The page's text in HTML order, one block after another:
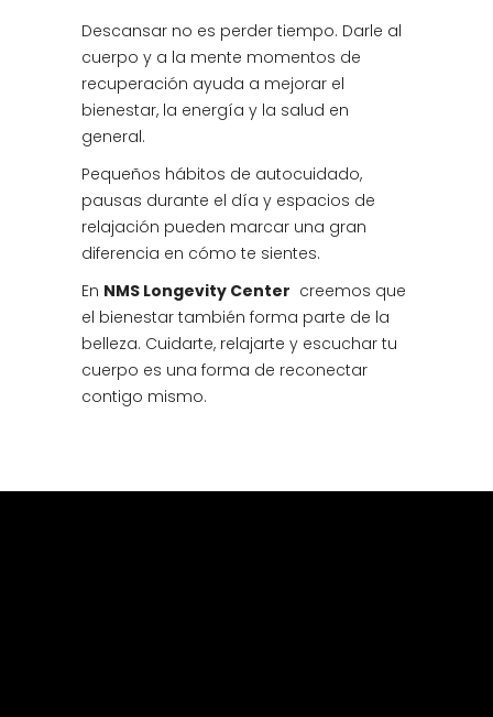
Descansar no es perder tiempo. Darle al
cuerpo y a la mente momentos de
recuperación ayuda a mejorar el
bienestar, la energía y la salud en
general.
Pequeños hábitos de autocuidado,
pausas durante el día y espacios de
relajación pueden marcar una gran
diferencia en cómo te sientes.
En NMS Longevity Center creemos que
el bienestar también forma parte de la
belleza. Cuidarte, relajarte y escuchar tu
cuerpo es una forma de reconectar
contigo mismo.